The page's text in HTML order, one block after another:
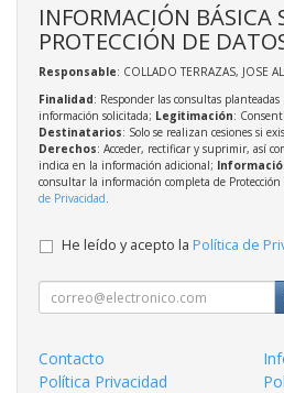
INFORMACIÓN BÁSICA
PROTECCIÓN DE
Responsable: COLLADO TERRAZAS, JOSE
Finalidad: Responder las consultas
información solicitada; Legitimación:
Destinatarios: Solo se realizan cesiones si
Derechos: Acceder, rectificar y suprimir, así
indica en la información adicional;
consultar la información completa de
de Privacidad.
He leído y acepto la Política de
Contacto
Política Privacidad